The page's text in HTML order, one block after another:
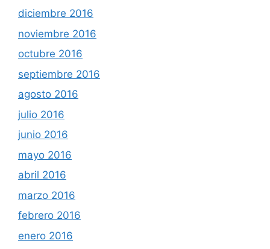
diciembre 2016
noviembre 2016
octubre 2016
septiembre 2016
agosto 2016
julio 2016
junio 2016
mayo 2016
abril 2016
marzo 2016
febrero 2016
enero 2016